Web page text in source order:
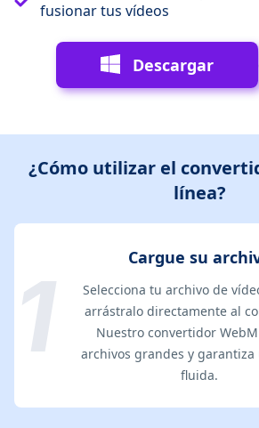
fusionar tus vídeos
Descargar
¿Cómo utilizar el
línea?
Cargue su
Selecciona tu archivo de
arrástralo directamente al
Nuestro convertidor
archivos grandes y garantiza
fluida.